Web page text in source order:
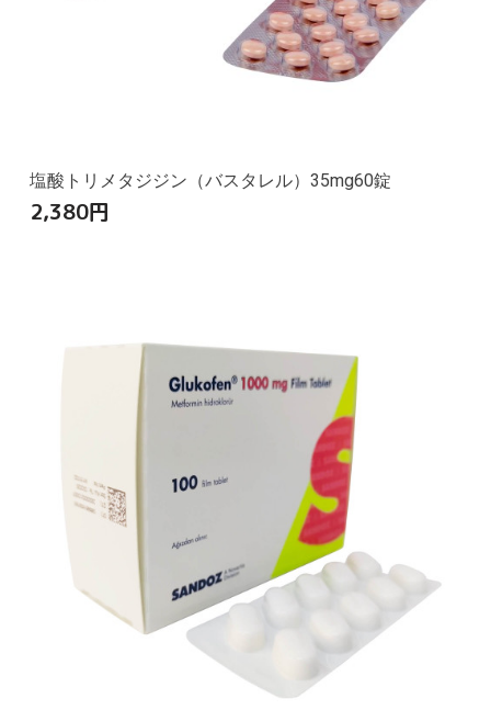
塩酸トリメタジジン（バスタレル）35mg60錠
2,380円